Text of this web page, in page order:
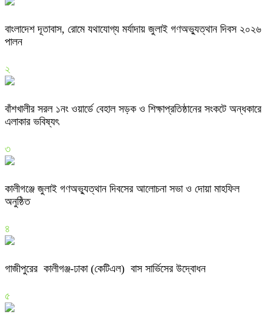
বাংলাদেশ দূতাবাস, রোমে যথাযোগ্য মর্যাদায় জুলাই গণঅভ্যুত্থান দিবস ২০২৬
পালন
২
বাঁশখালীর সরল ১নং ওয়ার্ডে বেহাল সড়ক ও শিক্ষাপ্রতিষ্ঠানের সংকটে অন্ধকারে
এলাকার ভবিষ্যৎ
৩
কালীগঞ্জে জুলাই গণঅভ্যুত্থান দিবসের আলোচনা সভা ও দোয়া মাহফিল
অনুষ্ঠিত
৪
গাজীপুরের কালীগঞ্জ-ঢাকা (কেটিএল) বাস সার্ভিসের উদ্বোধন
৫